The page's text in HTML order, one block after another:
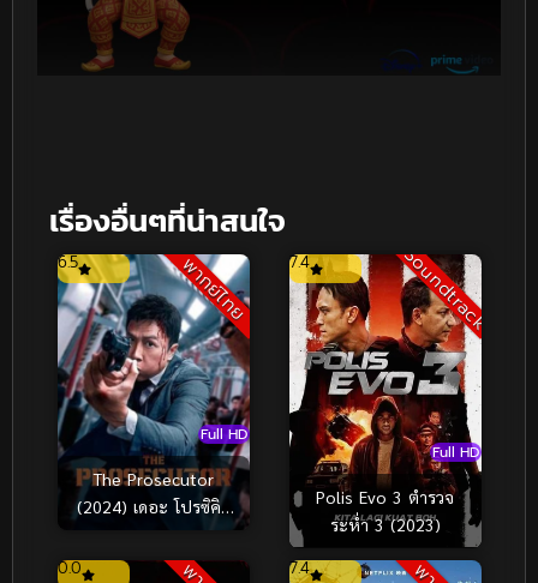
เรื่องอื่นๆที่น่าสนใจ
พากย์ไทย
Full HD
6.5
The Prosecutor
(2024) เดอะ โปรซิคิว
เตอร์ เกิดมาเก็บเจ้าพ่อ
Soundtrack
Full HD
7.4
Polis Evo 3 ตำรวจ
ระห่ำ 3 (2023)
0.0 7.4